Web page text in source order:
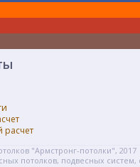
"Армстронг-потолки", 2017
потолков, подвесных систем,